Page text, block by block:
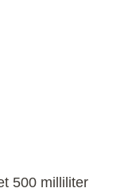
500 milliliter